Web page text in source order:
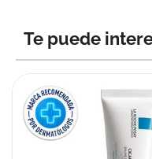
Te puede